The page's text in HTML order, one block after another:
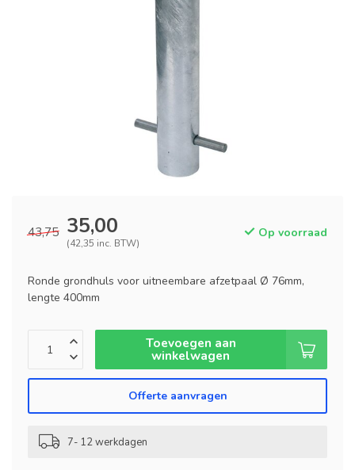
43,75 35,00
(42,35 inc. BTW)
Op voorraad
Ronde grondhuls voor uitneembare afzetpaal Ø 76mm,
lengte 400mm
Toevoegen aan
winkelwagen
Offerte aanvragen
7- 12 werkdagen